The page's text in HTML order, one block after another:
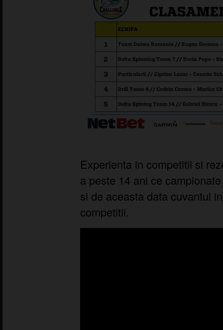
Experienta in competitii si
a peste 14 ani ce
si de aceasta data cuvantul
competitii.